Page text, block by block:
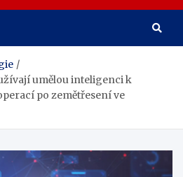
umělou inteligenci k
po zemětřesení ve